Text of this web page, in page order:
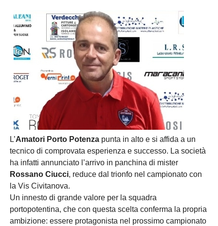
L’Amatori Porto Potenza punta in alto e si affida a un
tecnico di comprovata esperienza e successo. La società
ha infatti annunciato l’arrivo in panchina di mister
Rossano Ciucci, reduce dal trionfo nel campionato con
la Vis Civitanova.
Un innesto di grande valore per la squadra
portopotentina, che con questa scelta conferma la propria
ambizione: essere protagonista nel prossimo campionato